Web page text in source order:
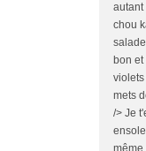
autant
chou
bon
violets
mets
/> Je
même